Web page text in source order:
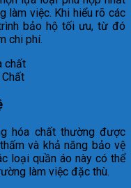
làm việc. Khi hiểu rõ các
bảo hộ tối ưu, từ đó
chi phí.
hóa chất thường được
và khả năng bảo vệ
loại quần áo này có thể
làm việc đặc thù.